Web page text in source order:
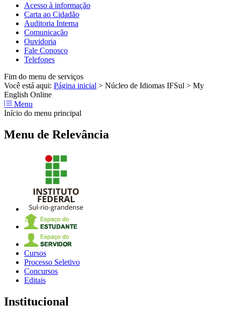
Acesso à informação
Carta ao Cidadão
Auditoria Interna
Comunicação
Ouvidoria
Fale Conosco
Telefones
Fim do menu de serviços
Você está aqui: Página inicial > Núcleo de Idiomas IFSul > My
English Online
Menu
Início do menu principal
Menu de Relevância
Cursos
Processo Seletivo
Concursos
Editais
Institucional